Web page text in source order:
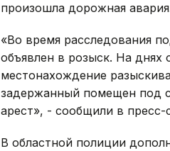
произошла дорожная
«Во время расследования
объявлен в розыск. На днях
местонахождение
задержанный помещен под
арест», - сообщили в
В областной полиции